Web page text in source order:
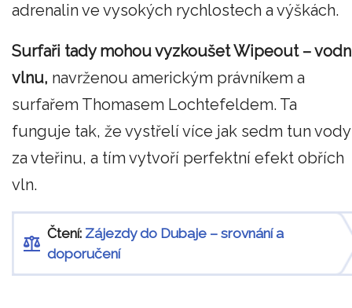
adrenalin ve vysokých rychlostech a výškách.
Surfaři tady mohou vyzkoušet Wipeout –
vlnu, navrženou americkým právníkem a
surfařem Thomasem Lochtefeldem. Ta
funguje tak, že vystřelí více jak sedm tun vody
za vteřinu, a tím vytvoří perfektní efekt obřích
vln.
Čtení: Zájezdy do Dubaje – srovnání a
doporučení